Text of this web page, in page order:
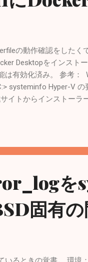
の動作確認をした
Desktopをインス
は有効化済み。 参考
systeminfo Hyper-
イトからインストー
ートリアルをやる。
for Windowsをイ
を
固有の